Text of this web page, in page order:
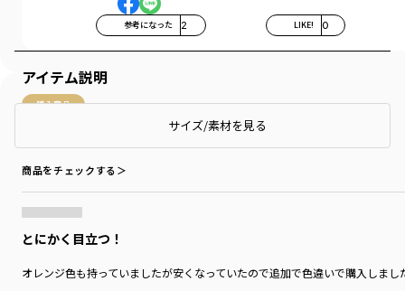
参考になった 2 LIKE! 0
購入商品
商品をチェックする＞
とにかく目立つ！
オレンジ色も持っていましたが安くなっていたので追加で色違いで購入しま
アイテム説明
サイズ/素材を見る